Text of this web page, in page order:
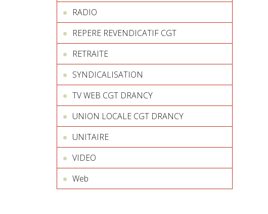
RADIO
REPERE REVENDICATIF CGT
RETRAITE
SYNDICALISATION
TV WEB CGT DRANCY
UNION LOCALE CGT DRANCY
UNITAIRE
VIDEO
Web